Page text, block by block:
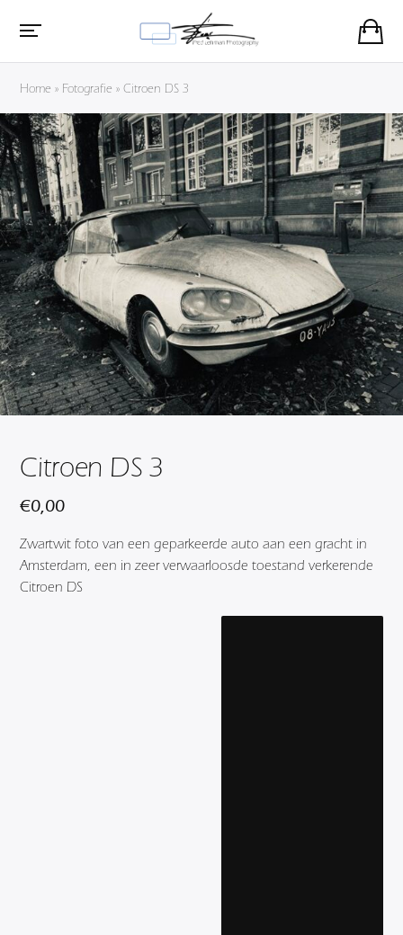
Home » Fotografie »Citroen DS 3
Citroen DS 3
€0,00
Zwartwit foto van een geparkeerde auto aan een gracht in
Amsterdam, een in zeer verwaarloosde toestand verkerende
Citroen DS